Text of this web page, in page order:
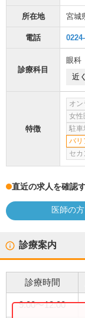
所在地 宮城
電話
診療科目
眼科
近
特徴
オン
女性
駐車
バリ
セ
直近の求人を確認
医師の方
診療案内
診療時間
9:00〜12:00